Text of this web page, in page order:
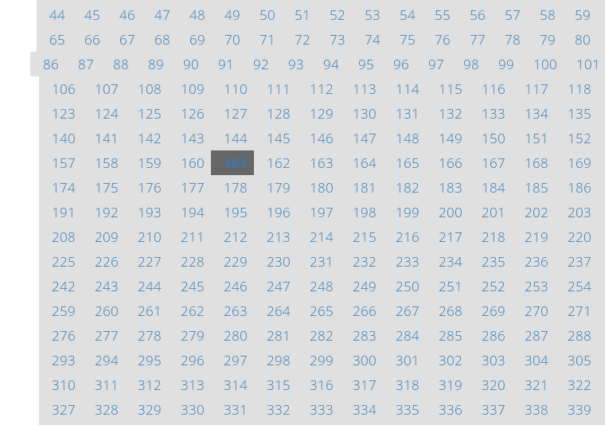
44
45 46 47 48 49 50 51 52 53 54 55 56 57 58 59
65
66 67 68 69 70 71 72 73 74 75 76 77 78 79 80
86
87 88 89 90 91 92 93 94 95 96 97 98 99 100 101
106
107 108 109 110 111 112 113 114 115 116 117 118
123
124 125 126 127 128 129 130 131 132 133 134 135
140
141 142 143 144 145 146 147 148 149 150 151 152
157
158 159 160 161 162 163 164 165 166 167 168 169
174
175 176 177 178 179 180 181 182 183 184 185 186
191
192 193 194 195 196 197 198 199 200 201 202 203
208
209 210 211 212 213 214 215 216 217 218 219 220
225
226 227 228 229 230 231 232 233 234 235 236 237
242
243 244 245 246 247 248 249 250 251 252 253 254
259
260 261 262 263 264 265 266 267 268 269 270 271
276
277 278 279 280 281 282 283 284 285 286 287 288
293
294 295 296 297 298 299 300 301 302 303 304 305
310
311 312 313 314 315 316 317 318 319 320 321 322
327
328 329 330 331 332 333 334 335 336 337 338 339